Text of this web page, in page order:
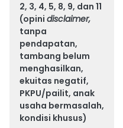
2, 3, 4, 5, 8, 9, dan 11
(opini disclaimer,
tanpa
pendapatan,
tambang belum
menghasilkan,
ekuitas negatif,
PKPU/pailit, anak
usaha bermasalah,
kondisi khusus)